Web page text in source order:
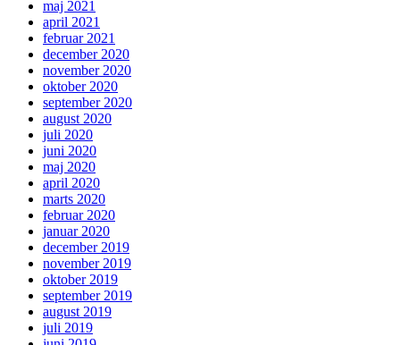
maj 2021
april 2021
februar 2021
december 2020
november 2020
oktober 2020
september 2020
august 2020
juli 2020
juni 2020
maj 2020
april 2020
marts 2020
februar 2020
januar 2020
december 2019
november 2019
oktober 2019
september 2019
august 2019
juli 2019